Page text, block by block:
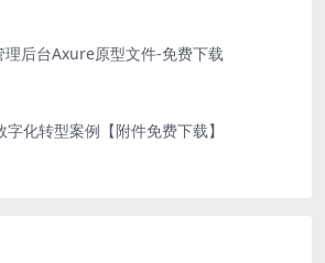
理后台Axure原型文件-免费下载
字化转型案例【附件免费下载】